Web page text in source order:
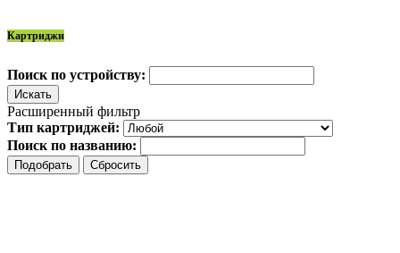
Картриджи
Поиск по устройству:
Расширенный фильтр
Тип картриджей:
Поиск по названию: